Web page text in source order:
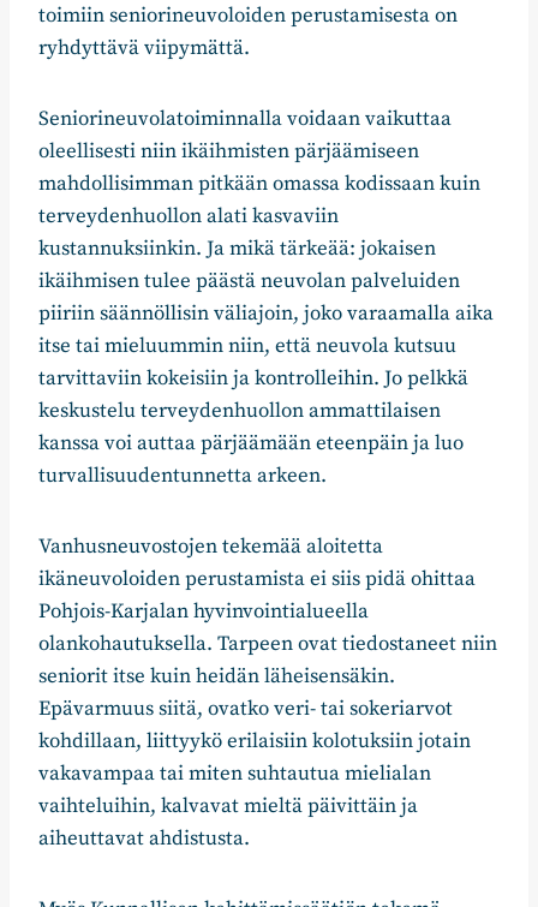
toimiin seniorineuvoloiden perustamisesta on
ryhdyttävä viipymättä.
Seniorineuvolatoiminnalla voidaan vaikuttaa
oleellisesti niin ikäihmisten pärjäämiseen
mahdollisimman pitkään omassa kodissaan kuin
terveydenhuollon alati kasvaviin
kustannuksiinkin. Ja mikä tärkeää: jokaisen
ikäihmisen tulee päästä neuvolan palveluiden
piiriin säännöllisin väliajoin, joko varaamalla aika
itse tai mieluummin niin, että neuvola kutsuu
tarvittaviin kokeisiin ja kontrolleihin. Jo pelkkä
keskustelu terveydenhuollon ammattilaisen
kanssa voi auttaa pärjäämään eteenpäin ja luo
turvallisuudentunnetta arkeen.
Vanhusneuvostojen tekemää aloitetta
ikäneuvoloiden perustamista ei siis pidä ohittaa
Pohjois-Karjalan hyvinvointialueella
olankohautuksella. Tarpeen ovat tiedostaneet niin
seniorit itse kuin heidän läheisensäkin.
Epävarmuus siitä, ovatko veri- tai sokeriarvot
kohdillaan, liittyykö erilaisiin kolotuksiin jotain
vakavampaa tai miten suhtautua mielialan
vaihteluihin, kalvavat mieltä päivittäin ja
aiheuttavat ahdistusta.